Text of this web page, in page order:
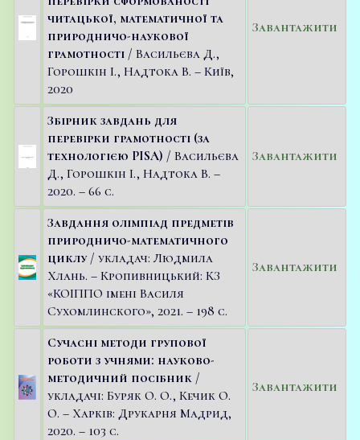
читацької, математичної та
природничо-наукової
грамотності / Васильєва Д.,
Горошкін І., Надтока В. – Київ,
2020
Завантажити
Збірник завдань для
перевірки грамотності (за
технологією PISA) / Васильєва
Д., Горошкін І., Надтока В. –
2020. – 66 с.
Завантажити
Завдання олімпіад предметів
природничо-математичного
циклу / укладач: Людмила
Хлань. – Кропивницький: КЗ
«КОІППО імені Василя
Сухомлинского», 2021. – 198 с.
Завантажити
Сучасні методи групової
роботи з учнями: науково-
методичний посібник /
укладачі: Буряк О. О., Кечик О.
О. – Харків: Друкарня Мадрид,
2020. – 103 c.
Завантажити